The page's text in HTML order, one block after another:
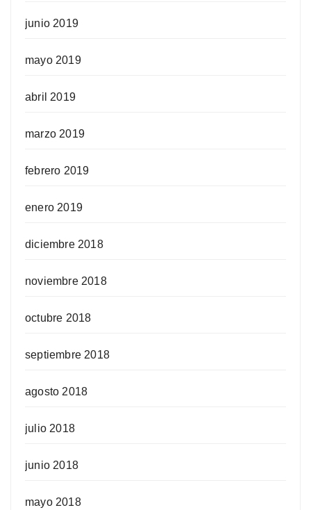
junio 2019
mayo 2019
abril 2019
marzo 2019
febrero 2019
enero 2019
diciembre 2018
noviembre 2018
octubre 2018
septiembre 2018
agosto 2018
julio 2018
junio 2018
mayo 2018